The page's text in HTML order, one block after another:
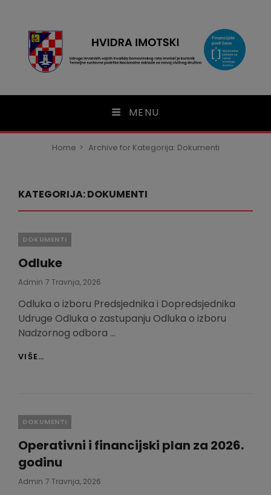
HVIDRA Imotski
MENU
Home > Archive for Kategorija: Dokumenti
KATEGORIJA:DOKUMENTI
Categories
DOKUMENTI
Odluke
Admin Posted
7 Travnja, 2026
Odluka o izboru Predsjednika i Dopredsjednika
Udruge Odluka o zastupanju Odluka o izboru
Nadzornog odbora …
VIŠE…
Categories
DOKUMENTI
Operativni i financijski plan za 2026.
godinu
Admin Posted
7 Travnja, 2026